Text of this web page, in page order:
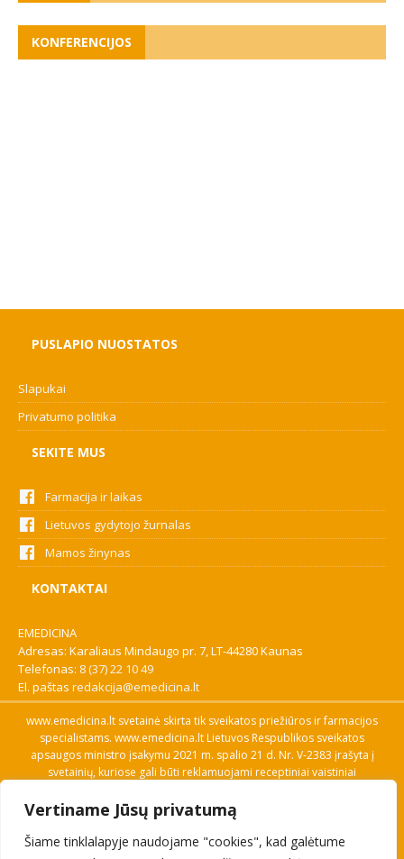
Vertiname Jūsų privatumą
Šiame tinklalapyje naudojame "cookies", kad galėtume
KONFERENCIJOS
PUSLAPIO NUOSTATOS
Slapukai
Privatumo politika
SEKITE MUS
Farmacija ir laikas
Lietuvos gydytojo žurnalas
Mamos žinynas
KONTAKTAI
EMEDICINA
Adresas: Karaliaus Mindaugo pr. 7, LT-44280 Kaunas
Telefonas: 8 (37) 22 10 49
El. paštas redakcija@emedicina.lt
www.emedicina.lt svetainė skirta tik sveikatos priežiūros ir farmacijos
specialistams. www.emedicina.lt Lietuvos Respublikos sveikatos
apsaugos ministro įsakymu 2021 m. spalio 21 d. Nr. V-2383 įrašyta į
svetainių, kuriose gali būti reklamuojami receptiniai vaistiniai
savo profesinę kvalifikaciją. Naudingos nuorodos: Vaistų ir medicinos
pagalbos priemonių kainų paieška, VVKT tinklalapis, Sveikatos
priežiūros ar farmacijos specialisto pranešimo apie įtariamą